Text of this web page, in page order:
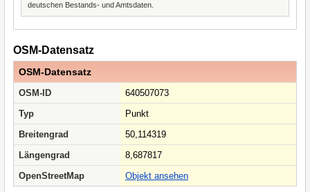
deutschen Bestands- und Amtsdaten.
OSM-Datensatz
OSM-Datensatz
OSM-ID
640507073
Typ
Punkt
Breitengrad
50,114319
Längengrad
8,687817
OpenStreetMap
Objekt ansehen